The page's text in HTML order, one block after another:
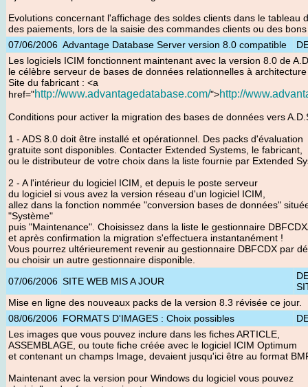
Evolutions concernant l'affichage des soldes clients dans le tableau
des paiements, lors de la saisie des commandes clients ou des
07/06/2006 Advantage Database Server version 8.0 compatible
Les logiciels ICIM fonctionnent maintenant avec la version 8.0 de
le célèbre serveur de bases de données relationnelles à
Site du fabricant : <a
href="http://www.advantagedatabase.com/">http://
Conditions pour activer la migration des bases de données vers
1 - ADS 8.0 doit être installé et opérationnel. Des packs d'évaluation
gratuite sont disponibles. Contacter Extended Systems, le fabricant,
ou le distributeur de votre choix dans la liste fournie par Extended
2 - A l'intérieur du logiciel ICIM, et depuis le poste serveur
du logiciel si vous avez la version réseau d'un logiciel ICIM,
allez dans la fonction nommée "conversion bases de données"
"Système"
puis "Maintenance". Choisissez dans la liste le gestionnaire
et après confirmation la migration s'effectuera instantanément !
Vous pourrez ultérieurement revenir au gestionnaire DBFCDX par
ou choisir un autre gestionnaire disponible.
07/06/2006 SITE WEB MIS A JOUR
Mise en ligne des nouveaux packs de la version 8.3 révisée ce jour.
08/06/2006 FORMATS D'IMAGES : Choix possibles
Les images que vous pouvez inclure dans les fiches ARTICLE,
ASSEMBLAGE, ou toute fiche créée avec le logiciel ICIM Optimum
et contenant un champs Image, devaient jusqu'ici être au format
Maintenant avec la version pour Windows du logiciel vous pouvez